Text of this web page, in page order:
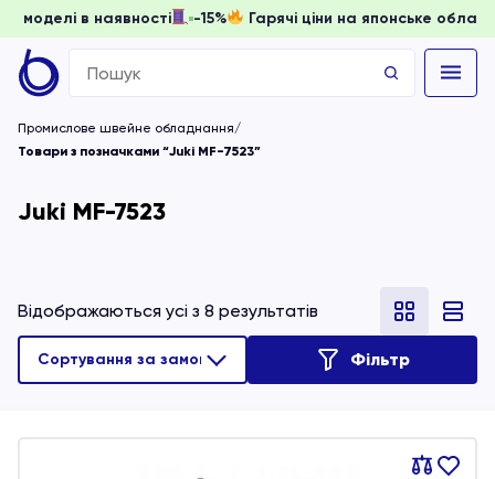
доки моделі в наявності -15% Гарячі ціни на японське
Search
for:
Промислове швейне обладнання
Товари з позначками “Juki MF-7523”
Juki MF-7523
Відображаються усі з 8 результатів
Фільтр
Порівняти
В